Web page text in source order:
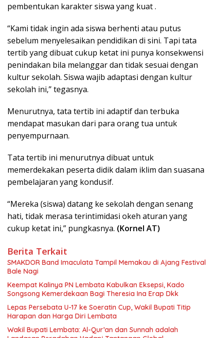
pembentukan karakter siswa yang kuat .
“Kami tidak ingin ada siswa berhenti atau putus
sebelum menyelesaikan pendidikan di sini. Tapi tata
tertib yang dibuat cukup ketat ini punya konsekwensi
penindakan bila melanggar dan tidak sesuai dengan
kultur sekolah. Siswa wajib adaptasi dengan kultur
sekolah ini,” tegasnya.
Menurutnya, tata tertib ini adaptif dan terbuka
mendapat masukan dari para orang tua untuk
penyempurnaan.
Tata tertib ini menurutnya dibuat untuk
memerdekakan peserta didik dalam iklim dan suasana
pembelajaran yang kondusif.
“Mereka (siswa) datang ke sekolah dengan senang
hati, tidak merasa terintimidasi okeh aturan yang
cukup ketat ini,” pungkasnya. (Kornel AT)
Berita Terkait
SMAKDOR Band Imaculata Tampil Memakau di Ajang Festival
Bale Nagi
Keempat Kalinya PN Lembata Kabulkan Eksepsi, Kado
Songsong Kemerdekaan Bagi Theresia Ina Erap Dkk
Lepas Persebata U-17 ke Soeratin Cup, Wakil Bupati Titip
Harapan dan Harga Diri Lembata
Wakil Bupati Lembata: Al-Qur’an dan Sunnah adalah